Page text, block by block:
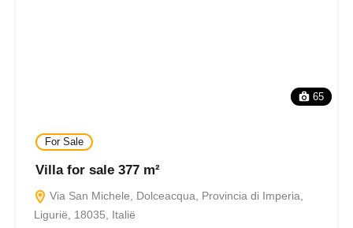
65
For Sale
Villa for sale 377 m²
Via San Michele, Dolceacqua, Provincia di Imperia,
Ligurië, 18035, Italië